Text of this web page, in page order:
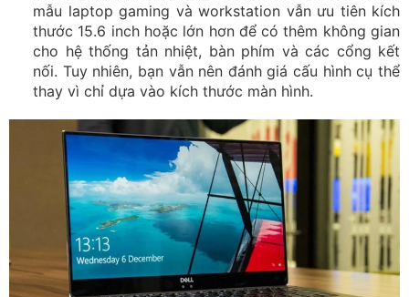
mẫu laptop gaming và workstation vẫn ưu tiên kích
thước 15.6 inch hoặc lớn hơn để có thêm không gian
cho hệ thống tản nhiệt, bàn phím và các cổng kết
nối. Tuy nhiên, bạn vẫn nên đánh giá cấu hình cụ thể
thay vì chỉ dựa vào kích thước màn hình.